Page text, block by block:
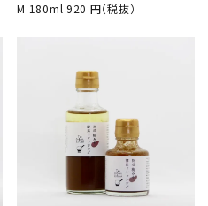
M 180ml 920 円（税抜）